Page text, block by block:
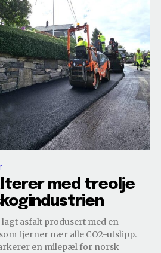
med treolje
lagt asfalt produsert med en
fjerner nær alle CO2-utslipp.
en milepæl for norsk